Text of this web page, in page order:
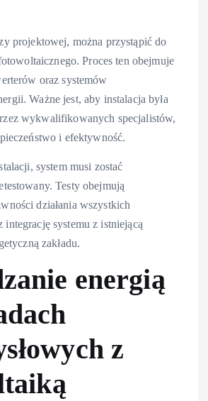
projektowej, można przystąpić do
Proces ten obejmuje
oraz systemów
Ważne jest, aby instalacja była
wykwalifikowanych specjalistów,
i efektywność.
system musi zostać
Testy obejmują
działania wszystkich
integrację systemu z istniejącą
zakładu.
energią
z